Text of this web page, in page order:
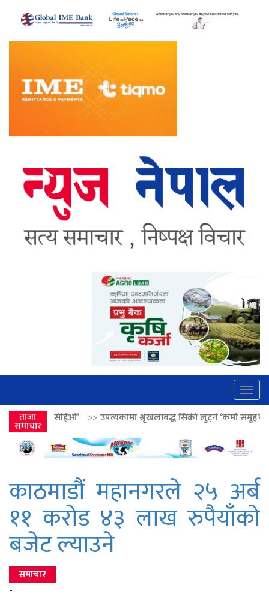
ताजा
समाचार
उपत्यकामा श्रृंखलाबद्ध सिक्री लुट्ने ‘कर्मा समूह’का नाइकेसहित पाँच
काठमाडौं महानगरले २५ अर्ब
११ करोड ४३ लाख रुपैयाँको
बजेट ल्याउने
समाचार
-